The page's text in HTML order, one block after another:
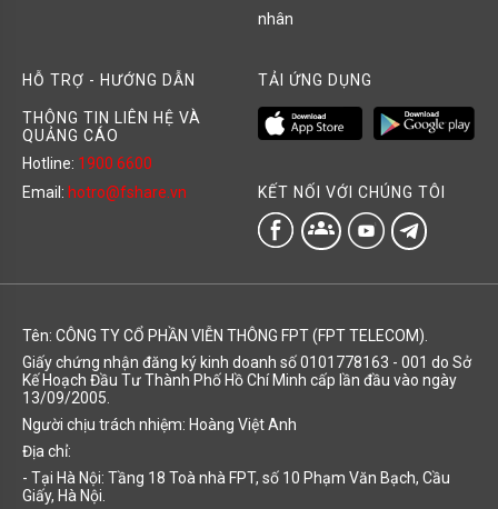
nhân
HỖ TRỢ - HƯỚNG DẪN
THÔNG TIN LIÊN HỆ VÀ
QUẢNG CÁO
Hotline: 1900 6600
Email: hotro@fshare.vn
TẢI ỨNG DỤNG
KẾT NỐI VỚI CHÚNG TÔI
groups
Tên: CÔNG TY CỔ PHẦN VIỄN THÔNG FPT (FPT TELECOM).
Giấy chứng nhận đăng ký kinh doanh số 0101778163 - 001 do Sở
Kế Hoạch Đầu Tư Thành Phố Hồ Chí Minh cấp lần đầu vào ngày
13/09/2005.
Người chịu trách nhiệm: Hoàng Việt Anh
Địa chỉ:
- Tại Hà Nội: Tầng 18 Toà nhà FPT, số 10 Phạm Văn Bạch, Cầu
Giấy, Hà Nội.